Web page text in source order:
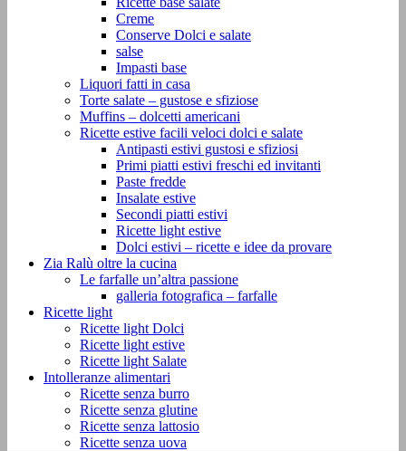
Creme
Conserve Dolci e salate
salse
Impasti base
Liquori fatti in casa
Torte salate – gustose e sfiziose
Muffins – dolcetti americani
Ricette estive facili veloci dolci e salate
Antipasti estivi gustosi e sfiziosi
Primi piatti estivi freschi ed invitanti
Paste fredde
Insalate estive
Secondi piatti estivi
Ricette light estive
Dolci estivi – ricette e idee da provare
Zia Ralù oltre la cucina
Le farfalle un’altra passione
galleria fotografica – farfalle
Ricette light
Ricette light Dolci
Ricette light estive
Ricette light Salate
Intolleranze alimentari
Ricette senza burro
Ricette senza glutine
Ricette senza lattosio
Ricette senza uova